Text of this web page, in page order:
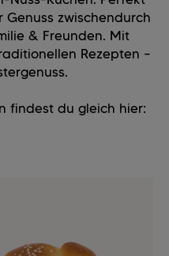
zwischendurch
& Freunden. Mit
Rezepten –
findest du gleich hier: